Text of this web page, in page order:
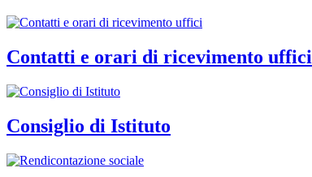
Contatti e orari di ricevimento uffici
Consiglio di Istituto